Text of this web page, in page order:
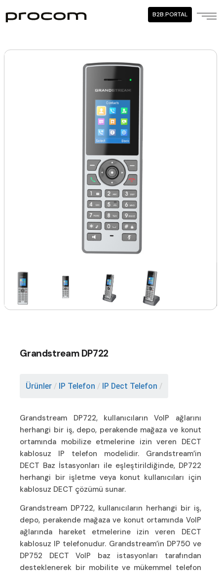
B2B.PORTAL
Grandstream DP722
Ürünler / IP Telefon / IP Dect Telefon /
Grandstream DP722, kullanıcıların VoIP ağlarını
herhangi bir iş, depo, perakende mağaza ve konut
ortamında mobilize etmelerine izin veren DECT
kablosuz IP telefon modelidir. Grandstream’in
DECT Baz İstasyonları ile eşleştirildiğinde, DP722
herhangi bir işletme veya konut kullanıcıları için
kablosuz DECT çözümü sunar.
Grandstream DP722, kullanıcıların herhangi bir iş,
depo, perakende mağaza ve konut ortamında VoIP
ağlarında hareket etmelerine izin veren DECT
kablosuz IP telefonudur. Grandstream’in DP750 ve
DP752 DECT VoIP baz istasyonları tarafından
desteklenerek bir mobilite ve mükemmel telefon